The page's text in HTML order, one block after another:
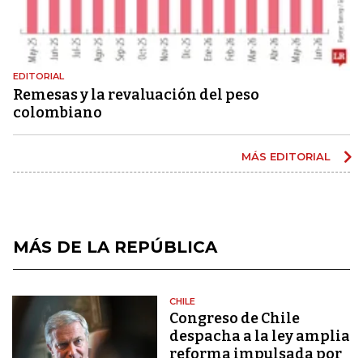
EDITORIAL
Remesas y la revaluación del peso
colombiano
MÁS EDITORIAL
MÁS DE LA REPÚBLICA
CHILE
Congreso de Chile
despacha a la ley amplia
reforma impulsada por